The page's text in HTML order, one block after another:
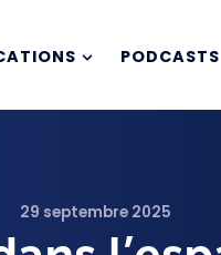
PODCASTS
29 septembre 2025